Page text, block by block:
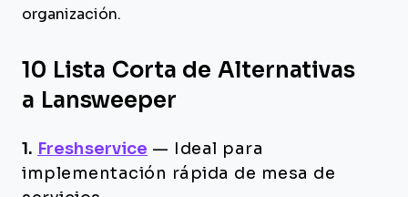
organización.
10 Lista Corta de Alternativas
a Lansweeper
1. Freshservice —
Ideal para
implementación rápida de mesa de